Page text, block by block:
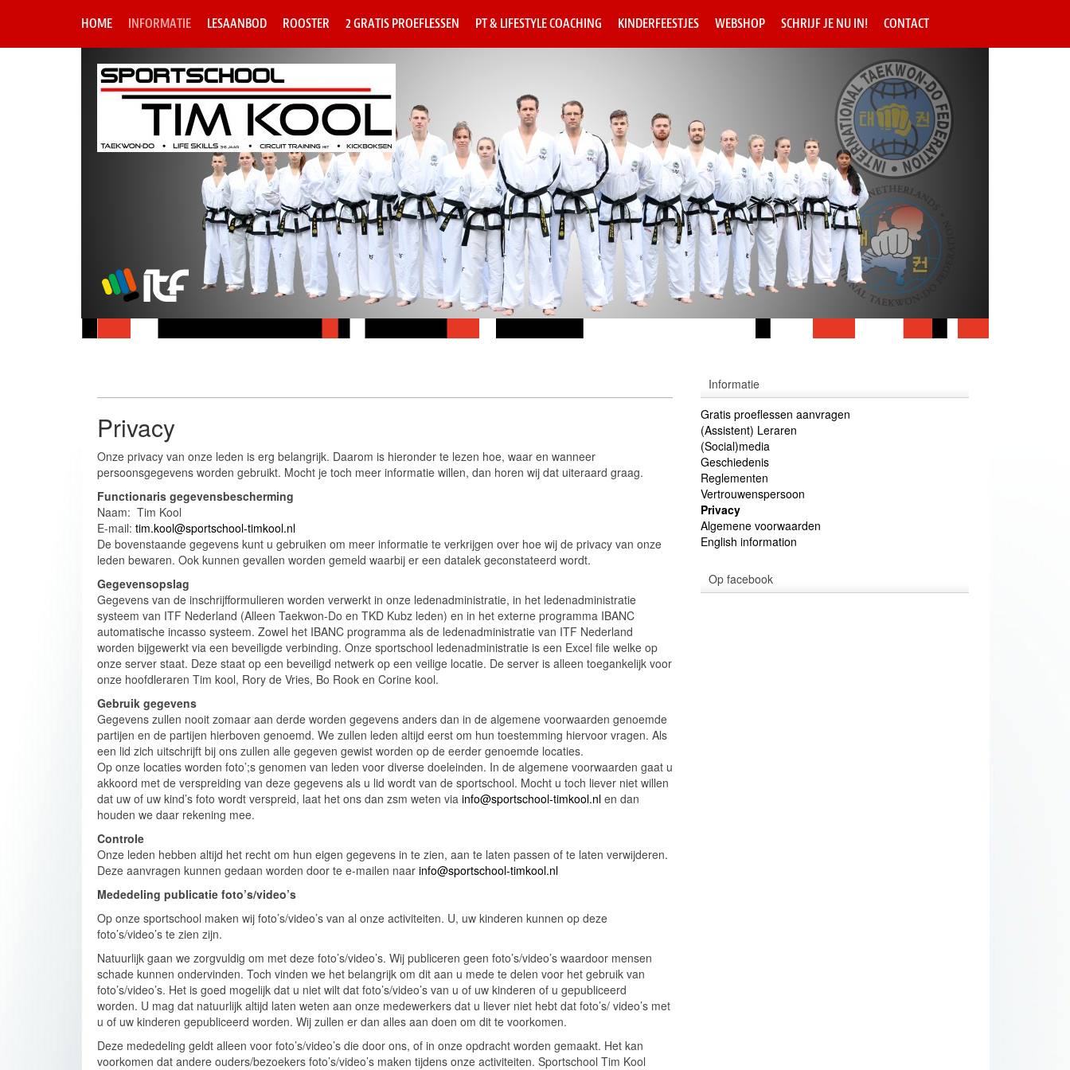
HOME INFORMATIE LESAANBOD ROOSTER 2 GRATIS PROEFLESSEN PT & LIFESTYLE COACHING KINDERFEESTJES WEBSHOP SCHRIJF JE NU IN! CONTACT
Privacy
Onze privacy van onze leden is erg belangrijk. Daarom is hieronder te lezen hoe, waar en wanneer
persoonsgegevens worden gebruikt. Mocht je toch meer informatie willen, dan horen wij dat uiteraard graag.
Functionaris gegevensbescherming
Naam: Tim Kool
E-mail: tim.kool@sportschool-timkool.nl
De bovenstaande gegevens kunt u gebruiken om meer informatie te verkrijgen over hoe wij de privacy van onze
leden bewaren. Ook kunnen gevallen worden gemeld waarbij er een datalek geconstateerd wordt.
Gegevensopslag
Gegevens van de inschrijfformulieren worden verwerkt in onze ledenadministratie, in het ledenadministratie
systeem van ITF Nederland (Alleen Taekwon-Do en TKD Kubz leden) en in het externe programma IBANC
automatische incasso systeem. Zowel het IBANC programma als de ledenadministratie van ITF Nederland
worden bijgewerkt via een beveiligde verbinding. Onze sportschool ledenadministratie is een Excel file welke op
onze server staat. Deze staat op een beveiligd netwerk op een veilige locatie. De server is alleen toegankelijk voor
onze hoofdleraren Tim kool, Rory de Vries, Bo Rook en Corine kool.
Gebruik gegevens
Gegevens zullen nooit zomaar aan derde worden gegevens anders dan in de algemene voorwaarden genoemde
partijen en de partijen hierboven genoemd. We zullen leden altijd eerst om hun toestemming hiervoor vragen. Als
een lid zich uitschrijft bij ons zullen alle gegeven gewist worden op de eerder genoemde locaties.
Op onze locaties worden foto’;s genomen van leden voor diverse doeleinden. In de algemene voorwaarden gaat u
akkoord met de verspreiding van deze gegevens als u lid wordt van de sportschool. Mocht u toch liever niet willen
dat uw of uw kind’s foto wordt verspreid, laat het ons dan zsm weten via info@sportschool-timkool.nl en dan
houden we daar rekening mee.
Controle
Onze leden hebben altijd het recht om hun eigen gegevens in te zien, aan te laten passen of te laten verwijderen.
Deze aanvragen kunnen gedaan worden door te e-mailen naar info@sportschool-timkool.nl
Mededeling publicatie foto’s/video’s
Op onze sportschool maken wij foto’s/video’s van al onze activiteiten. U, uw kinderen kunnen op deze
foto’s/video’s te zien zijn.
Natuurlijk gaan we zorgvuldig om met deze foto’s/video’s. Wij publiceren geen foto’s/video’s waardoor mensen
schade kunnen ondervinden. Toch vinden we het belangrijk om dit aan u mede te delen voor het gebruik van
foto’s/video’s. Het is goed mogelijk dat u niet wilt dat foto’s/video’s van u of uw kinderen of u gepubliceerd
worden. U mag dat natuurlijk altijd laten weten aan onze medewerkers dat u liever niet hebt dat foto’s/ video’s met
u of uw kinderen gepubliceerd worden. Wij zullen er dan alles aan doen om dit te voorkomen.
Deze mededeling geldt alleen voor foto’s/video’s die door ons, of in onze opdracht worden gemaakt. Het kan
voorkomen dat andere ouders/bezoekers foto’s/video’s maken tijdens onze activiteiten. Sportschool Tim Kool
Informatie
Gratis proeflessen aanvragen
(Assistent) Leraren
(Social)media
Geschiedenis
Reglementen
Vertrouwenspersoon
Privacy
Algemene voorwaarden
English information
Op facebook